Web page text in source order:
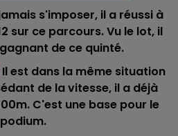
s'imposer, il a réussi à
sur ce parcours. Vu le lot, il
de ce quinté.
Il est dans la même situation
de la vitesse, il a déjà
C'est une base pour le
podium.